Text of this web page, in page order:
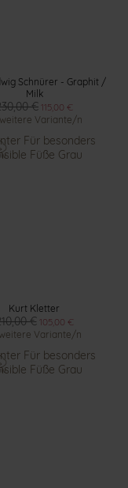
Schnürer - Graphit /
Milk
€115,00 €
Variante/n
Kurt Kletter
€ 105,00 €
weitere Variante/n